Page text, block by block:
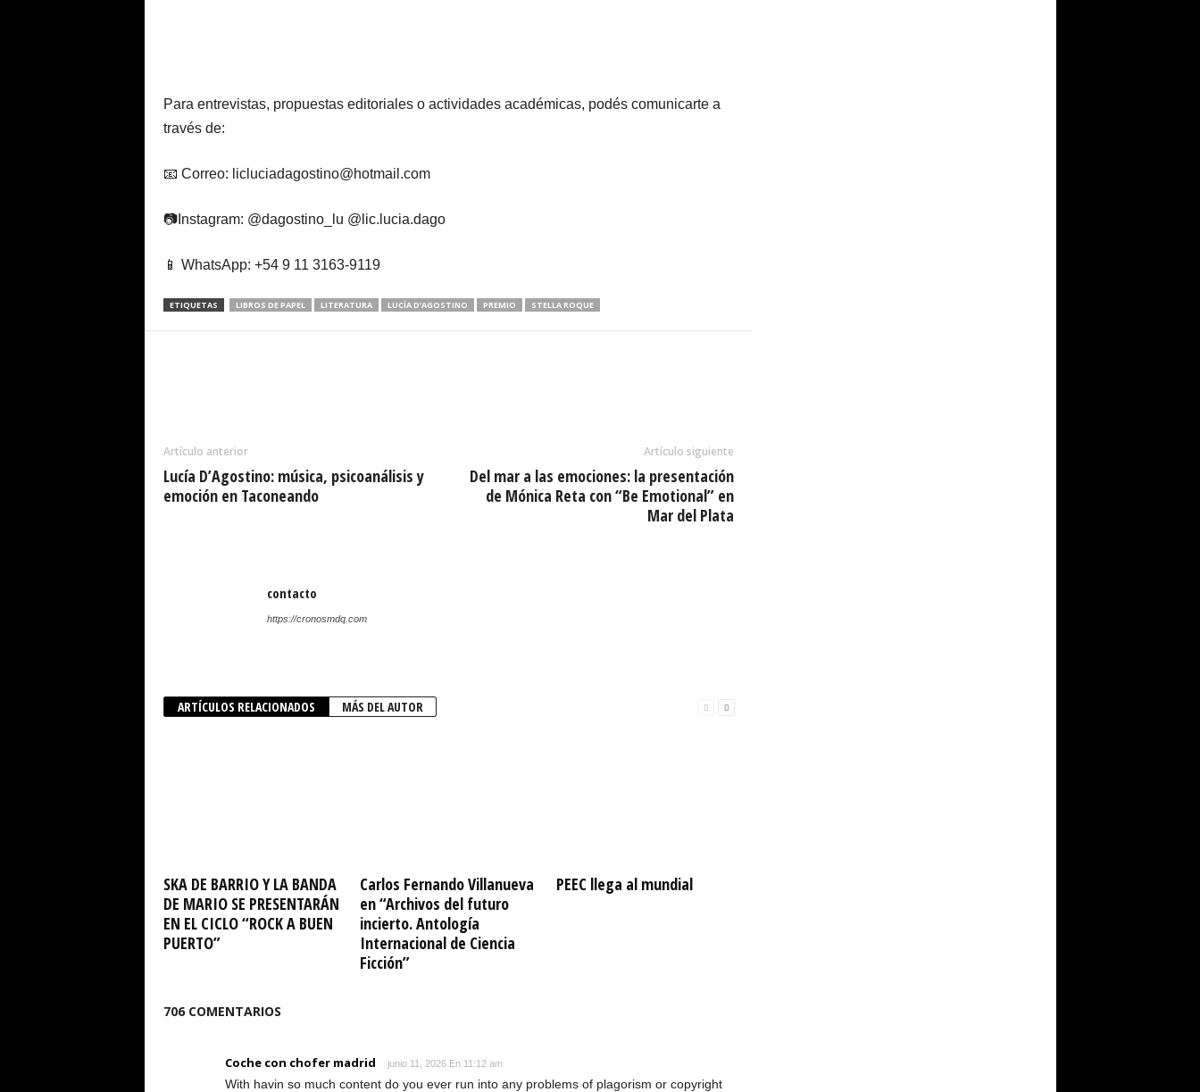
Para entrevistas, propuestas editoriales o actividades académicas, podés comunicarte a
través de:
📧 Correo: licluciadagostino@hotmail.com
📷Instagram: @dagostino_lu @lic.lucia.dago
📱 WhatsApp: +54 9 11 3163-9119
ETIQUETAS LIBROS DE PAPEL LITERATURA LUCÍA D’AGOSTINO PREMIO STELLA ROQUE
Artículo anterior
Lucía D’Agostino: música, psicoanálisis y
emoción en Taconeando
Artículo siguiente
Del mar a las emociones: la presentación
de Mónica Reta con “Be Emotional” en
Mar del Plata
contacto
https://cronosmdq.com
ARTÍCULOS RELACIONADOS MÁS DEL AUTOR
SKA DE BARRIO Y LA BANDA
DE MARIO SE PRESENTARÁN
EN EL CICLO “ROCK A BUEN
PUERTO”
Carlos Fernando Villanueva
en “Archivos del futuro
incierto. Antología
Internacional de Ciencia
Ficción”
PEEC llega al mundial
706 COMENTARIOS
Coche con chofer madrid junio 11, 2026 En 11:12 am
With havin so much content do you ever run into any problems of plagorism or copyright